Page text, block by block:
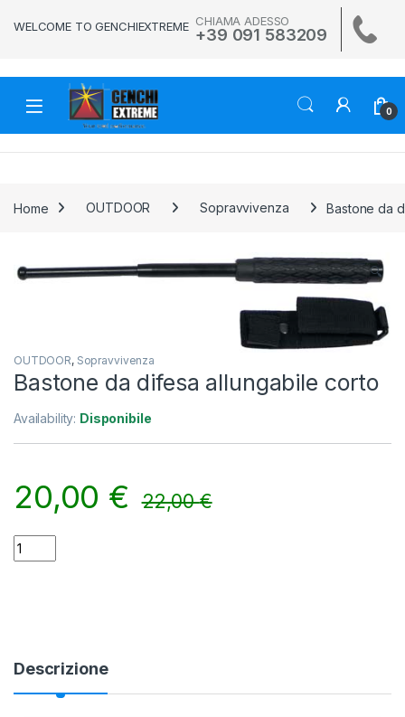
WELCOME TO GENCHIEXTREME CHIAMA ADESSO
+39 091 583209
0
Home OUTDOOR Sopravvivenza Bastone da
🔍
OUTDOOR, Sopravvivenza
Bastone da difesa allungabile corto
Availability: Disponibile
20,00 € 22,00€
Bastone da difesa allungabile corto quantity
Descrizione